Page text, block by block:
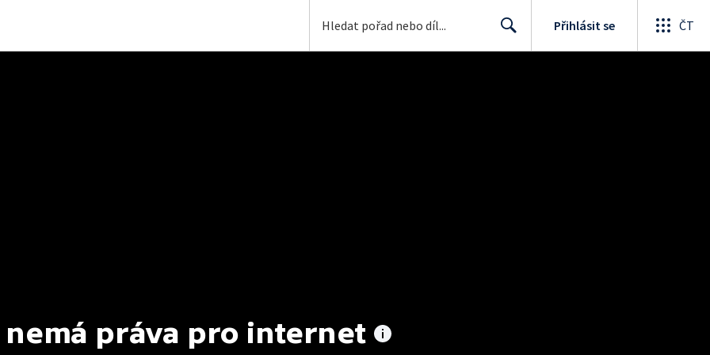
Přihlásit se ČT
nemá práva pro internet